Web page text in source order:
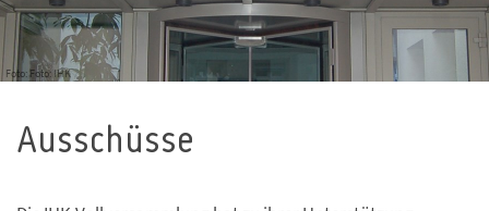
Foto: Foto: IHK
Ausschüsse